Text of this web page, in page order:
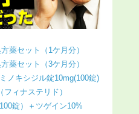
薬セット（1ケ月分）
薬セット（3ケ月分）
ノキシジル錠10mg(100錠)
ィナステリド）
錠）＋ツゲイン10%